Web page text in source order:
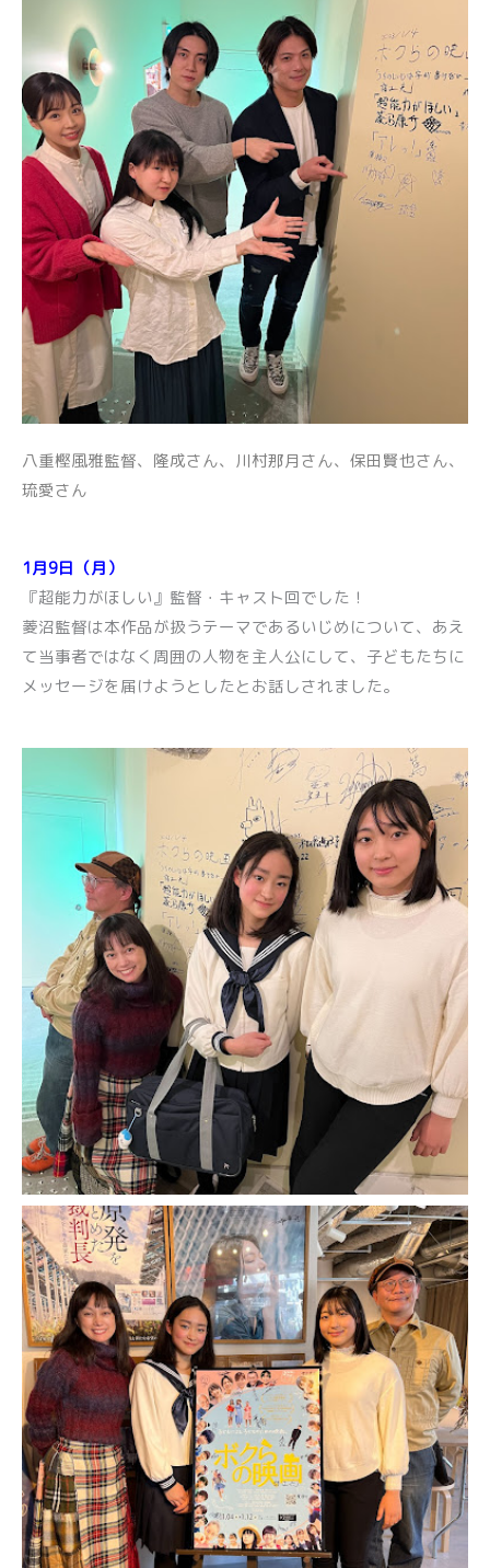
八重樫風雅監督、隆成さん、川村那月さん、保田賢也さん、
琉愛さん
1月9日（月）
『超能力がほしい』監督・キャスト回でした！
菱沼監督は本作品が扱うテーマであるいじめについて、あえ
て当事者ではなく周囲の人物を主人公にして、子どもたちに
メッセージを届けようとしたとお話しされました。